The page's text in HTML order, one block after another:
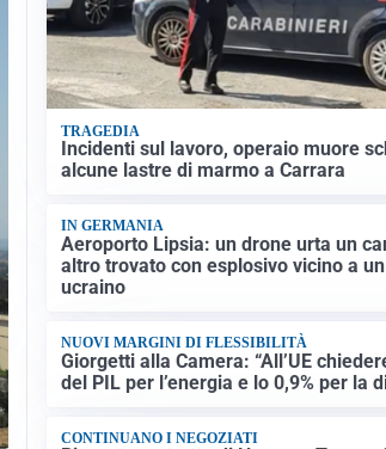
TRAGEDIA
Incidenti sul lavoro, operaio muore
alcune lastre di marmo a Carrara
IN GERMANIA
Aeroporto Lipsia: un drone urta un
altro trovato con esplosivo vicino a
ucraino
NUOVI MARGINI DI FLESSIBILITÀ
Giorgetti alla Camera: “All’UE
del PIL per l’energia e lo 0,9% per la
CONTINUANO I NEGOZIATI